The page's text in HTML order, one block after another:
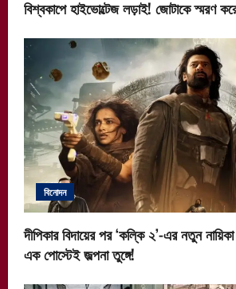
বিশ্বকাপে হাইভোল্টেজ লড়াই! জোটাকে স্মরণ
বিনোদন
দীপিকার বিদায়ের পর ‘কল্কি ২’-এর নতুন
এক পোস্টেই জল্পনা তুঙ্গে!